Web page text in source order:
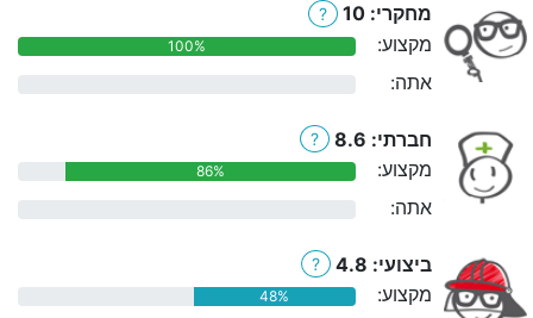
מחקרי: 10 ?
מקצוע: 100%
אתה:
חברתי: 8.6 ?
מקצוע: 86%
אתה:
ביצועי: 4.8 ?
מקצוע: 48%